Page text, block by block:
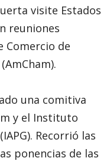
visite Estados
reuniones
Comercio de
una comitiva
y el Instituto
Recorrió las
ponencias de las